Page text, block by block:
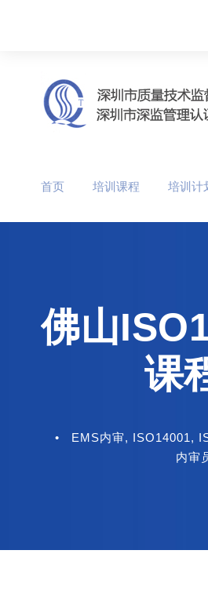
首页 培训课程 培训计
佛山
课
•
EMS内审, ISO14001,
内审